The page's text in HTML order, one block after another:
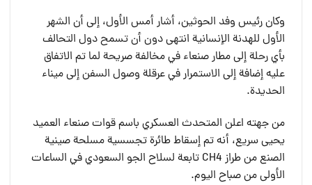
وكان رئيس وفد الحوثين، أشار أمس الأول، إلى أن الشهر
الأول للهدنة الإنسانية انتهى دون أن تسمح دول التحالف
بأي رحلة إلى مطار صنعاء في مخالفة صريحة لما تم الاتفاق
عليه إضافة إلى الاستمرار في عرقلة وصول السفن إلى ميناء
الحديدة.
من جهته اعلن المتحدث العسكري باسم قوات صنعاء العميد
يحيى سريع، أنه تم إسقاط طائرة تجسسية مسلحة صينية
الصنع من طراز CH4 تابعة لسلاح الجو السعودي في الساعات
الأولى من صباح اليوم.